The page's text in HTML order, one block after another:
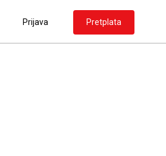
Prijava Pretplata